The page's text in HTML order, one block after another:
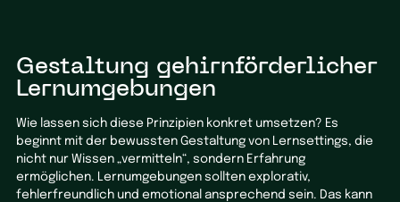
Gestaltung gehirnförderlicher
Lernumgebungen
Wie lassen sich diese Prinzipien konkret umsetzen? Es
beginnt mit der bewussten Gestaltung von Lernsettings, die
nicht nur Wissen „vermitteln“, sondern Erfahrung
ermöglichen. Lernumgebungen sollten explorativ,
fehlerfreundlich und emotional ansprechend sein. Das kann